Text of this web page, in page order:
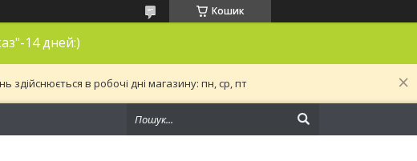
Кошик
14 дней:)
здійснюється в робочі дні магазину: пн, ср, пт